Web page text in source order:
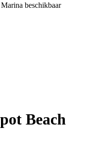
beschikbaar
Beach